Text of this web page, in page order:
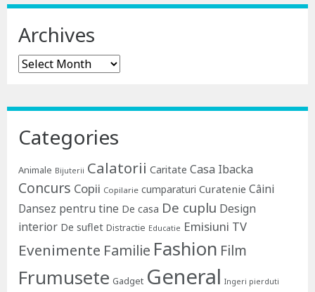
Archives
Archives
Categories
Animale Bijuterii Calatorii Caritate Casa Ibacka
Concurs Copii Copilarie cumparaturi Curatenie Câini
Dansez pentru tine De casa De cuplu Design
interior De suflet Distractie Educatie Emisiuni TV
Evenimente Familie Fashion Film
Frumusete Gadget General Ingeri pierduti